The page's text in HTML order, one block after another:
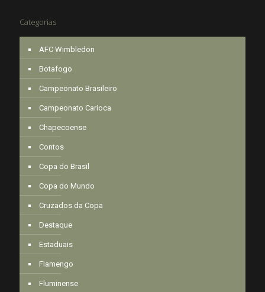
Categorias
AFC Wimbledon
Botafogo
Campeonato Brasileiro
Campeonato Carioca
Chapecoense
Contos
Copa do Brasil
Copa do Mundo
Cruzados da Copa
Destaque
Estaduais
Flamengo
Fluminense